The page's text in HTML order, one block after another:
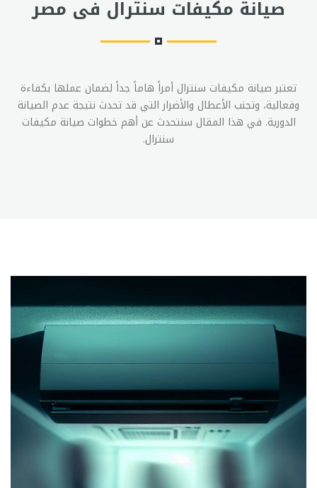
صيانة مكيفات سنترال فى مصر
تعتبر صيانة مكيفات سنترال أمراً هاماً جداً لضمان عملها بكفاءة
وفعالية، وتجنب الأعطال والأضرار التي قد تحدث نتيجة عدم الصيانة
الدورية. في هذا المقال سنتحدث عن أهم خطوات صيانة مكيفات
سنترال.